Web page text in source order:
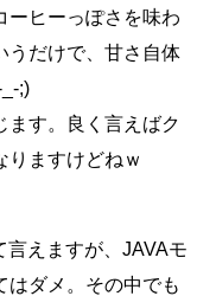
ーヒーっぽさを味わ
うだけで、甘さ自体
;)
ます。良く言えばク
りますけどねｗ
言えますが、JAVAモ
はダメ。その中でも